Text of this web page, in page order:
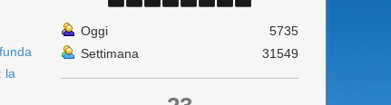
la
Oggi
5735
Settimana
31549